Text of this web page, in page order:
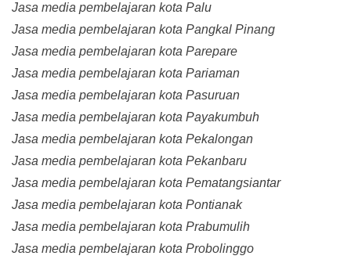
Jasa media pembelajaran kota Palu
Jasa media pembelajaran kota Pangkal Pinang
Jasa media pembelajaran kota Parepare
Jasa media pembelajaran kota Pariaman
Jasa media pembelajaran kota Pasuruan
Jasa media pembelajaran kota Payakumbuh
Jasa media pembelajaran kota Pekalongan
Jasa media pembelajaran kota Pekanbaru
Jasa media pembelajaran kota Pematangsiantar
Jasa media pembelajaran kota Pontianak
Jasa media pembelajaran kota Prabumulih
Jasa media pembelajaran kota Probolinggo